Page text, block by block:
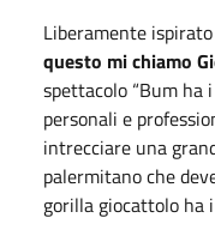
Liberamente
questo mi chiamo
spettacolo “Bum ha
personali e
intrecciare una
palermitano che
gorilla giocattolo ha